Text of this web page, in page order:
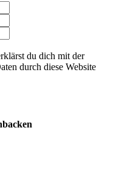
du dich mit der
durch diese Website